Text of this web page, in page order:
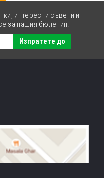
интересни съвети и
за нашия бюлетин.
Изпратете до